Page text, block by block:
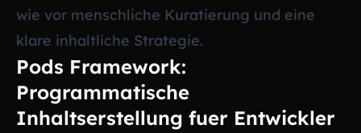
wie vor menschliche Kuratierung und eine
klare inhaltliche Strategie.
Pods Framework:
Programmatische
Inhaltserstellung fuer Entwickler